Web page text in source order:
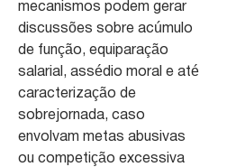
mecanismos podem gerar
discussões sobre acúmulo
de função, equiparação
salarial, assédio moral e até
caracterização de
sobrejornada, caso
envolvam metas abusivas
ou competição excessiva